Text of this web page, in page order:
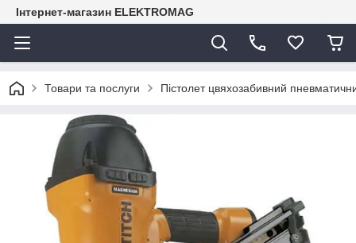
Інтернет-магазин ELEKTROMAG
Товари та послуги Пістолет цвяхозабивний